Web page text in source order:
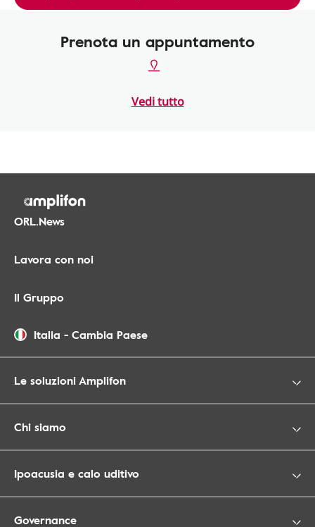
Prenota un appuntamento
Vedi tutto
ORL.News
Lavora con noi
Il Gruppo
Italia - Cambia Paese
Le soluzioni Amplifon
Chi siamo
Ipoacusia e calo uditivo
Governance